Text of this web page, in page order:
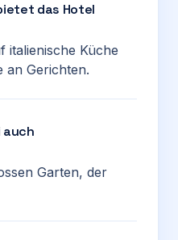
das Hotel
italienische Küche
an Gerichten.
auch
Garten, der